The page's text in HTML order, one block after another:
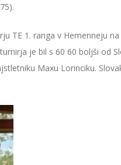
TE 1. ranga v Hemenneju
je bil s 60 60 boljši od
Maxu Lorinciku.